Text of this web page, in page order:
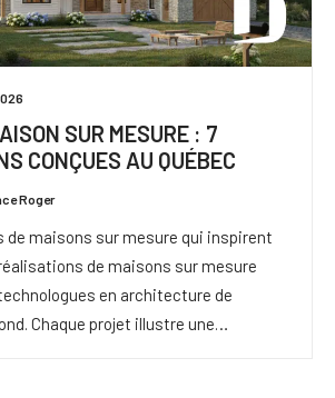
SUR MESURE : 7
CONÇUES AU QUÉBEC
Roger
de maisons sur mesure qui inspirent
de maisons sur mesure
en architecture de
Chaque projet illustre une…